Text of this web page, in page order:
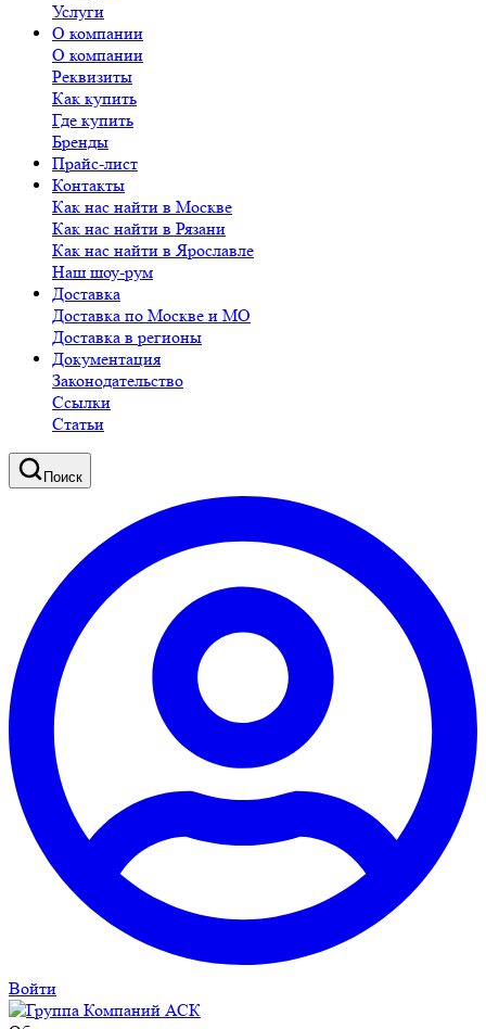
Услуги
О компании
О компании
Реквизиты
Как купить
Где купить
Бренды
Прайс-лист
Контакты
Как нас найти в Москве
Как нас найти в Рязани
Как нас найти в Ярославле
Наш шоу-рум
Доставка
Доставка по Москве и МО
Доставка в регионы
Документация
Законодательство
Ссылки
Статьи
Поиск
Войти